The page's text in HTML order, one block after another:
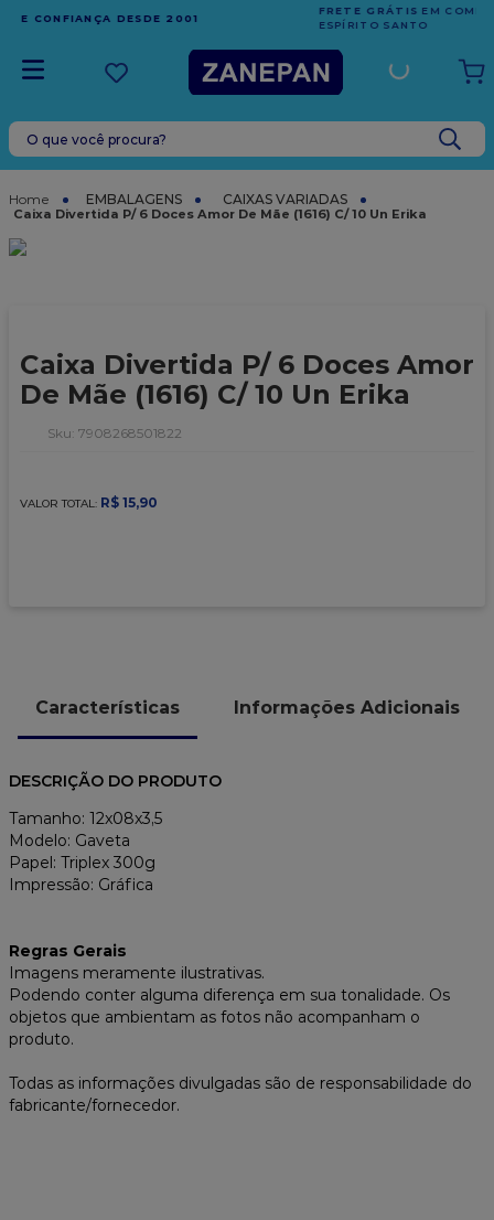
EM COMPRAS ACIMA DE R$1.000,00 PARA O
ESPÍRITO SANTO
O que você procura?
EMBALAGENS CAIXAS VARIADAS
Caixa Divertida P/ 6 Doces Amor De Mãe (1616) C/ 10 Un Erika
Caixa Divertida P/ 6 Doces Amor
De Mãe (1616) C/ 10 Un Erika
: 7908268501822
VALOR TOTAL: R$ 15,90
Características Informações Adicionais
DESCRIÇÃO DO PRODUTO
Tamanho: 12x08x3,5
Modelo: Gaveta
Papel: Triplex 300g
Impressão: Gráfica
Regras Gerais
Imagens meramente ilustrativas.
Podendo conter alguma diferença em sua tonalidade. Os
objetos que ambientam as fotos não acompanham o
produto.
Todas as informações divulgadas são de responsabilidade do
fabricante/fornecedor.
TERMOS MAIS BUSCADOS
leite condensado
6
sacola
9 º
caixa kraft